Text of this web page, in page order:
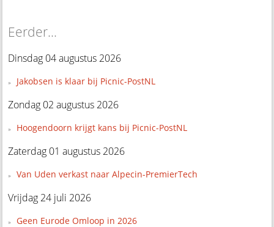
Eerder...
Dinsdag 04 augustus 2026
Jakobsen is klaar bij Picnic-PostNL
Zondag 02 augustus 2026
Hoogendoorn krijgt kans bij Picnic-PostNL
Zaterdag 01 augustus 2026
Van Uden verkast naar Alpecin-PremierTech
Vrijdag 24 juli 2026
Geen Eurode Omloop in 2026